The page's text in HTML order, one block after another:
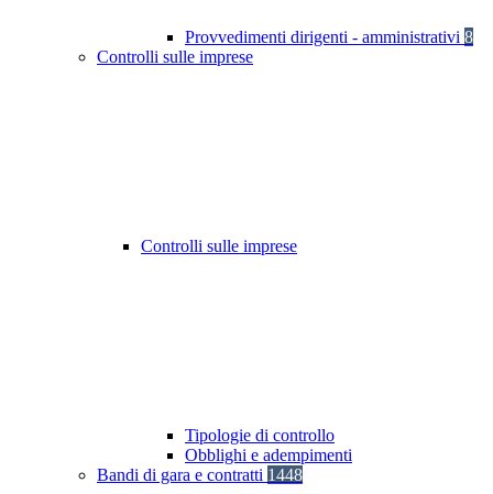
Provvedimenti dirigenti - amministrativi 8
Controlli sulle imprese
Controlli sulle imprese
Tipologie di controllo
Obblighi e adempimenti
Bandi di gara e contratti 1448